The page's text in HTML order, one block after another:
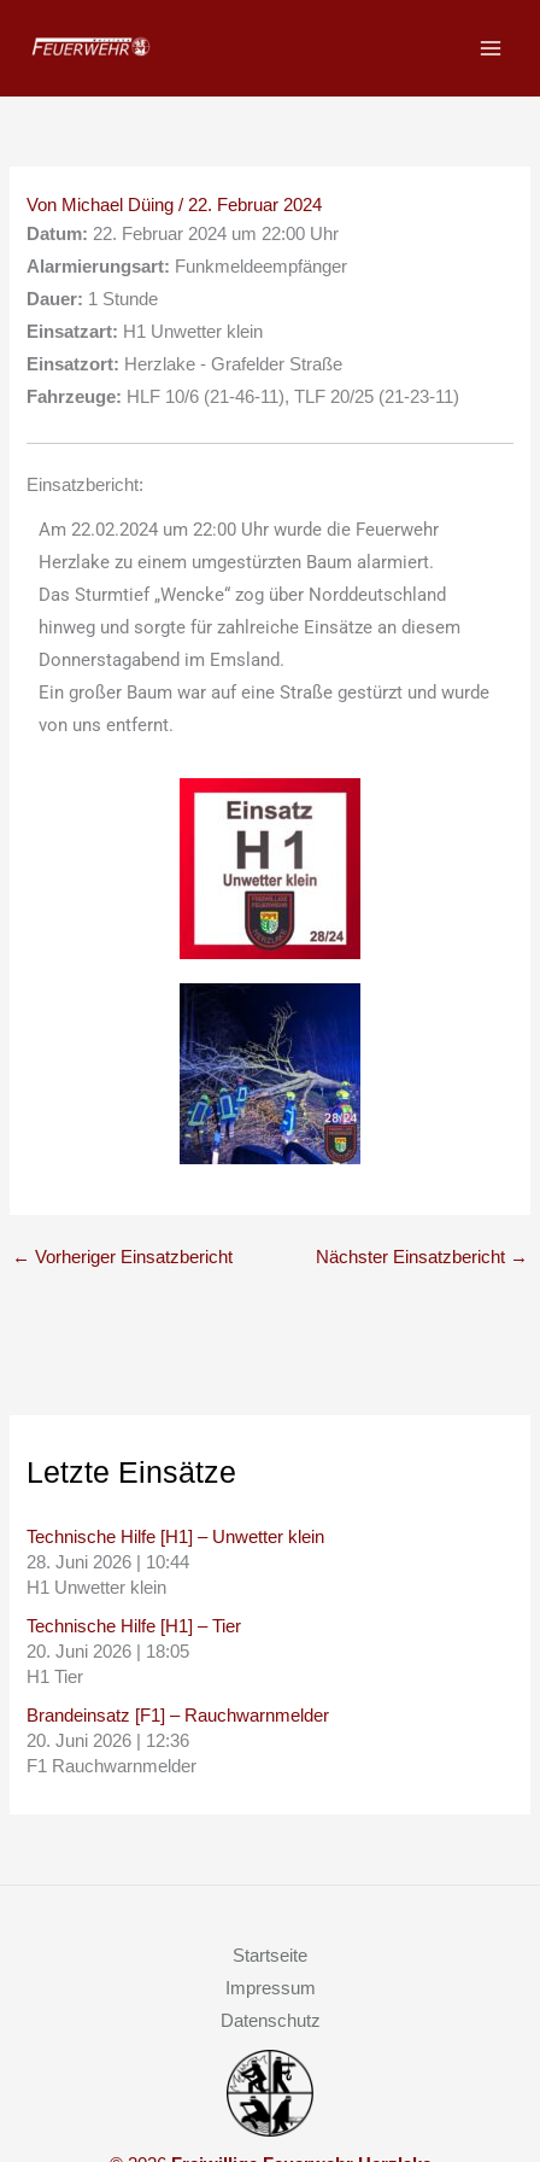
Inhalt
Letzte Einsätze
Technische Hilfe [H1] – Unwetter klein
28. Juni 2026
10:44
H1 Unwetter klein
Technische Hilfe [H1] – Tier
20. Juni 2026
18:05
H1 Tier
Brandeinsatz [F1] – Rauchwarnmelder
20. Juni 2026
12:36
F1 Rauchwarnmelder
Von Michael Düing/22. Februar 2024
Datum: 22. Februar 2024 um 22:00 Uhr
Alarmierungsart: Funkmeldeempfänger
Dauer: 1 Stunde
Einsatzart: H1 Unwetter klein
Einsatzort: Herzlake - Grafelder Straße
Fahrzeuge: HLF 10/6 (21-46-11), TLF 20/25 (21-23-11)
Einsatzbericht:
Am 22.02.2024 um 22:00 Uhr wurde die Feuerwehr
Herzlake zu einem umgestürzten Baum alarmiert.
Das Sturmtief „Wencke“ zog über Norddeutschland
hinweg und sorgte für zahlreiche Einsätze an diesem
Donnerstagabend im Emsland.
Ein großer Baum war auf eine Straße gestürzt und wurde
von uns entfernt.
← Vorheriger Einsatzbericht Nächster Einsatzbericht →
Startseite
Impressum
Datenschutz